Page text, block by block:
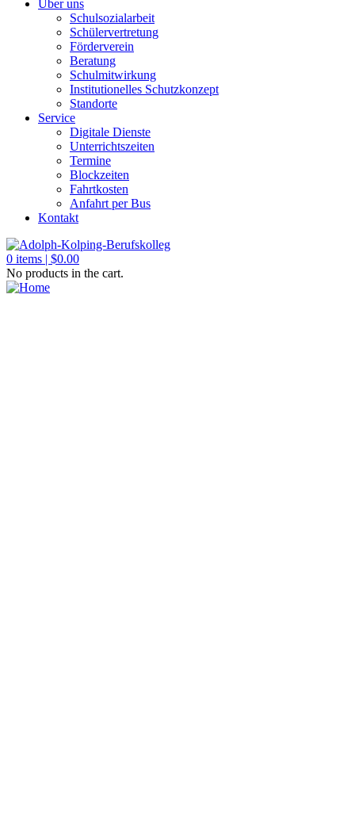
Über uns
Schulsozialarbeit
Schülervertretung
Förderverein
Beratung
Schulmitwirkung
Institutionelles Schutzkonzept
Standorte
Service
Digitale Dienste
Unterrichtszeiten
Termine
Blockzeiten
Fahrtkosten
Anfahrt per Bus
Kontakt
0 items | $0.00
No products in the cart.